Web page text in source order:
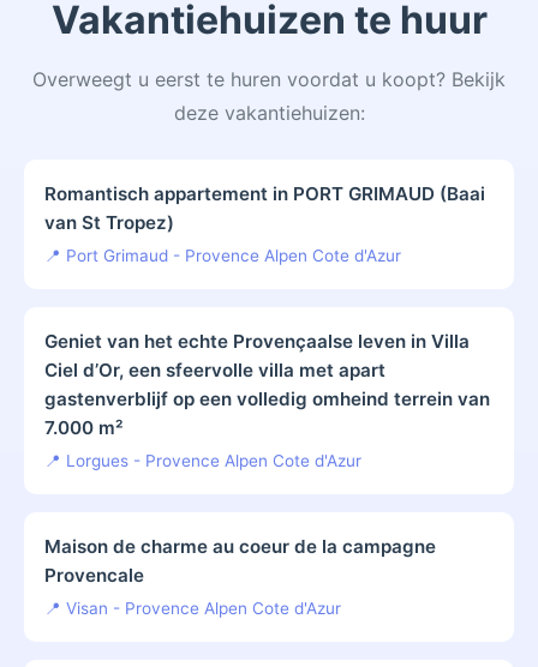
Vakantiehuizen te huur
Overweegt u eerst te huren voordat u koopt? Bekijk
deze vakantiehuizen:
Romantisch appartement in PORT GRIMAUD (Baai
van St Tropez)
📍 Port Grimaud - Provence Alpen Cote d'Azur
Geniet van het echte Provençaalse leven in Villa
Ciel d’Or, een sfeervolle villa met apart
gastenverblijf op een volledig omheind terrein van
7.000 m²
📍 Lorgues - Provence Alpen Cote d'Azur
Maison de charme au coeur de la campagne
Provencale
📍 Visan - Provence Alpen Cote d'Azur